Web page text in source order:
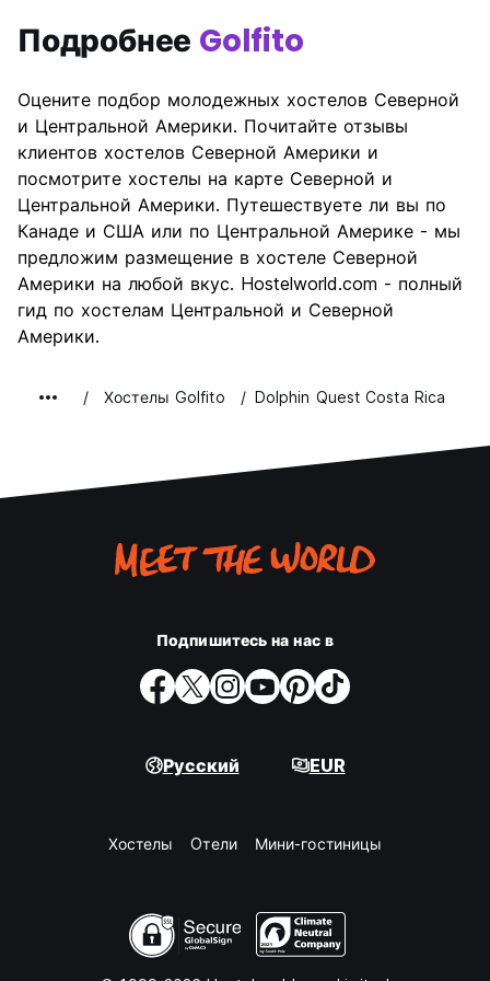
Подробнее Golfito
Оцените подбор молодежных хостелов Северной
и Центральной Америки. Почитайте отзывы
клиентов хостелов Северной Америки и
посмотрите хостелы на карте Северной и
Центральной Америки. Путешествуете ли вы по
Канаде и США или по Центральной Америке - мы
предложим размещение в хостеле Северной
Америки на любой вкус. Hostelworld.com - полный
гид по хостелам Центральной и Северной
Америки.
Хостелы Golfito Dolphin Quest Costa Rica
Подпишитесь на нас в
Русский EUR
Хостелы Oтели Мини-гостиницы